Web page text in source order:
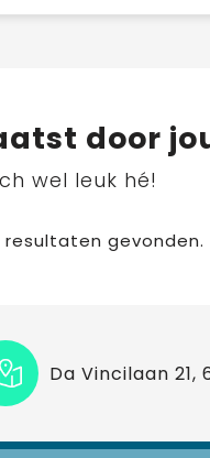
door
wel leuk hé!
resultaten gevonden.
Da Vincilaan 21,